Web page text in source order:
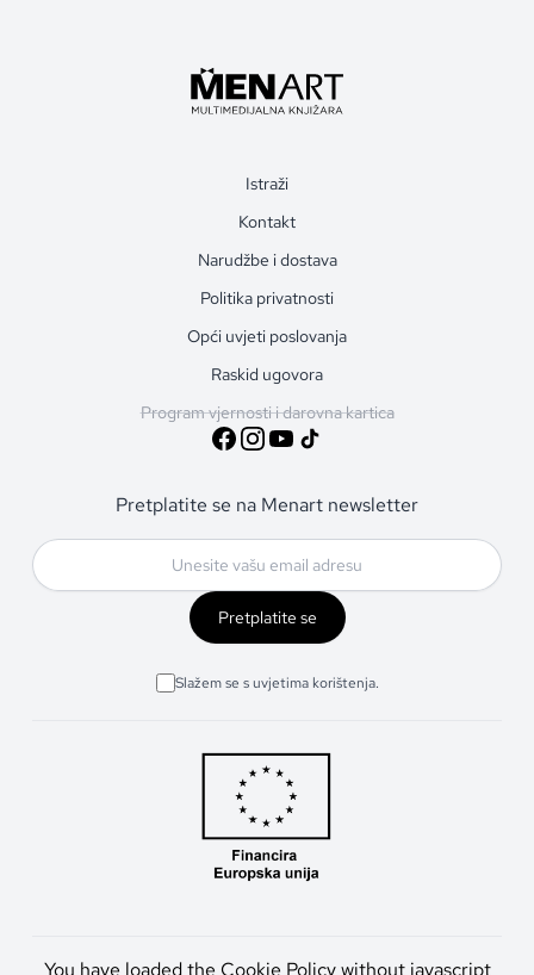
Istraži
Kontakt
Narudžbe i dostava
Politika privatnosti
Opći uvjeti poslovanja
Raskid ugovora
Program vjernosti i darovna kartica
Pretplatite se na Menart newsletter
Pretplatite se
Slažem se s uvjetima korištenja.